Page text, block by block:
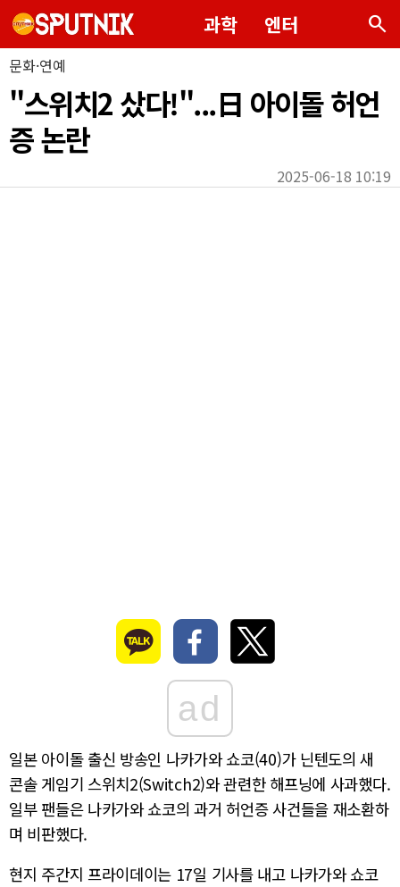
과학 엔터 search
문화·연예
"스위치2 샀다!"...日 아이돌 허언
증 논란
2025-06-18 10:19
ad
일본 아이돌 출신 방송인 나카가와 쇼코(40)가 닌텐도의 새
콘솔 게임기 스위치2(Switch2)와 관련한 해프닝에 사과했다.
일부 팬들은 나카가와 쇼코의 과거 허언증 사건들을 재소환하
며 비판했다.
현지 주간지 프라이데이는 17일 기사를 내고 나카가와 쇼코